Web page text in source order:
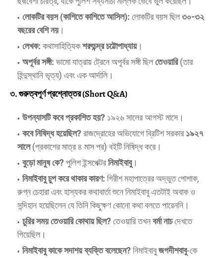
লোকটির বয়স (কাশিতে কাশিতে আসিল): লোকটির বয়স ছিল৩০-৩২
বছরের বেশি নয়।
লেখক: কথাসাহিত্যিকশরৎচন্দ্র চট্টোপাধ্যায়।
অপূর্বর সঙ্গী: ভামো যাত্রায় ট্রেনে অপূর্বর সঙ্গী ছিলতেওয়ারি(তার
হিন্দুস্থানি ভৃত্য) এবং এক আর্দালি।
৩. গুরুত্বপূর্ণ প্রশ্নোত্তর (Short Q&A)
উপন্যাসটি কবে প্রকাশিত হয়? ১৯২৬ সালের আগস্ট মাসে।
কবে নিষিদ্ধ হয়েছিল?রাজদ্রোহের অভিযোগে ব্রিটিশ সরকার ১৯২৭
সালে(প্রকাশের মাত্র ৪ মাস পর) বইটি নিষিদ্ধ করে।
বুড়ো মানুষ কে?পুলিশ ইন্সপেক্টরনিমাইবাবু।
নিমাইবাবু চুপ করে থাকার কারণ: গিরীশ মহাপাত্রের অদ্ভুত পোশাক,
রুগ্ন চেহারা এবং হাস্যকর কথাবার্তা শুনে নিমাইবাবু এতটাই অবাক ও
সন্দিহান হয়েছিলেন যে তিনি কিছুক্ষণ কোনো কথা বলতে পারেননি।
চুরির সময় তেওয়ারি কোথায় ছিল?তেওয়ারি তখনবর্মা নাচদেখতে
গিয়েছিল।
নিমাইবাবু কাকে সদাশয় ব্যক্তি বলেছেন?নিমাইবাবুজগদীশবাবু-কে